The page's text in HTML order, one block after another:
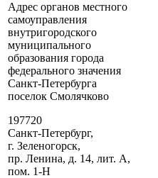
Адрес органов местного
самоуправления
внутригородского
муниципального
образования города
федерального значения
Санкт-Петербурга
поселок Смолячково
197720
Санкт-Петербург,
г. Зеленогорск,
пр. Ленина, д. 14, лит. А,
пом. 1-Н